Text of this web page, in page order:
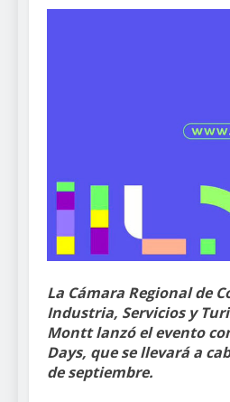
La Cámara Regional de
Industria, Servicios y
Montt lanzó el evento
Days, que se llevará a
de septiembre.